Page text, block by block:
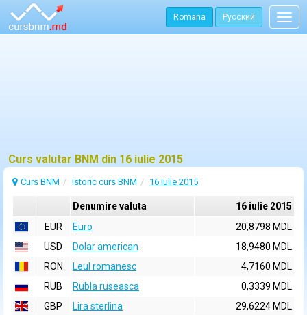
Romana Русский
Curs valutar BNM din 16 iulie 2015
Curs BNM Istoric curs BNM 16 Iulie 2015
Denumire valuta
16 iulie 2015
EUR
Euro
20,8798 MDL
USD
Dolar american
18,9480 MDL
RON
Leul romanesc
4,7160 MDL
RUB
Rubla ruseasca
0,3339 MDL
GBP
Lira sterlina
29,6224 MDL